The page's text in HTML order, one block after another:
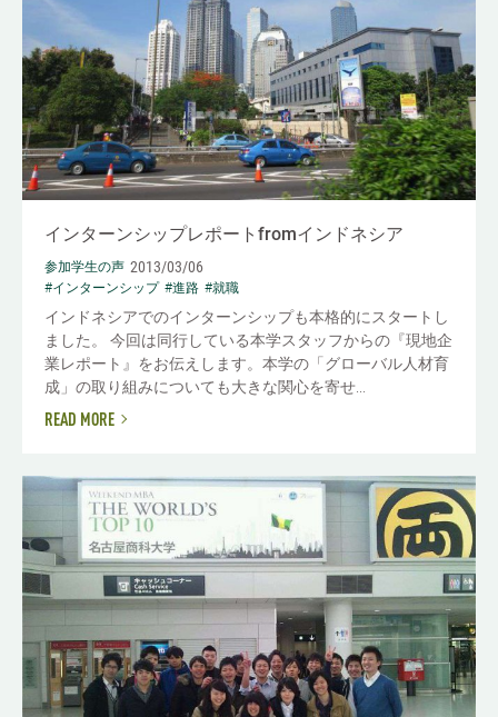
インターンシップレポートfromインドネシア
参加学生の声 2013/03/06
#インターンシップ #進路 #就職
インドネシアでのインターンシップも本格的にスタートし
ました。 今回は同行している本学スタッフからの『現地企
業レポート』をお伝えします。本学の「グローバル人材育
成」の取り組みについても大きな関心を寄せ...
READ MORE